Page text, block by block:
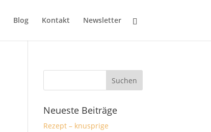
Blog Kontakt Newsletter
Neueste Beiträge
Rezept – knusprige